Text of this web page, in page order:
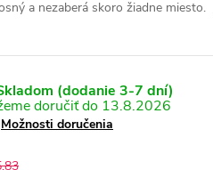
a nezaberá skoro žiadne miesto.
(dodanie 3-7 dní)
13.8.2026
Možnosti doručenia